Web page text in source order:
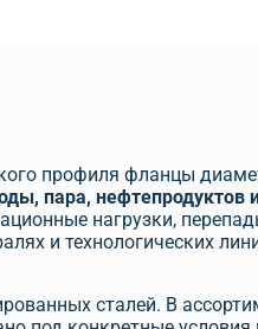
профиля фланцы
пара, нефтепродуктов
нагрузки,
и технологических
сталей. В